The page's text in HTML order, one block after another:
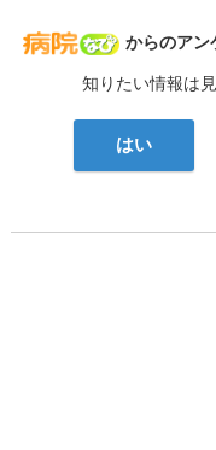
病院なび
からのアン
知りたい情報は
はい